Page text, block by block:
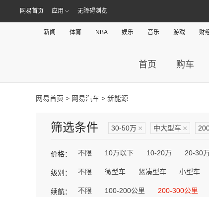
网易首页 应用 无障碍浏览
新闻 体育 NBA 娱乐 音乐 游戏 财
首页 购车
网易首页 > 网易汽车 > 新能源
筛选条件 30-50万 × 中大型车 ×
价格： 不限 10万以下 10-20万 20-30
级别： 不限 微型车 紧凑型车 小型车
续航： 不限 100-200公里 200-300公里